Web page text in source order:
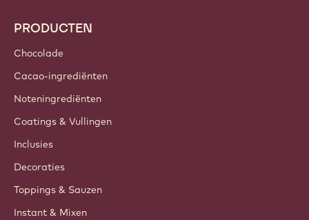
PRODUCTEN
Chocolade
Cacao-ingrediënten
Noteningrediënten
Coatings & Vullingen
Inclusies
Decoraties
Toppings & Sauzen
Instant & Mixen